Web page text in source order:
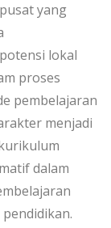
yang
lokal
proses
pembelajaran
menjadi
dalam